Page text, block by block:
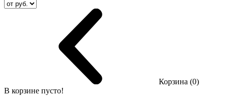
Корзина (0)
В корзине пусто!